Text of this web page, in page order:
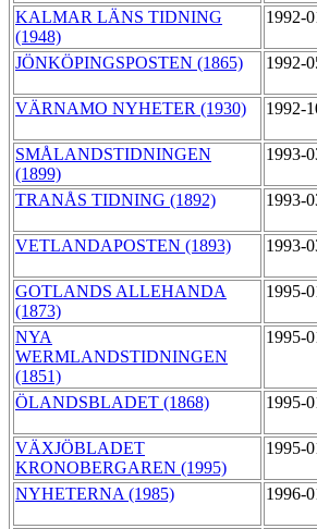
KALMAR LÄNS TIDNING
(1948)
1992-
JÖNKÖPINGSPOSTEN (1865)
1992-
VÄRNAMO NYHETER (1930)
1992-
SMÅLANDSTIDNINGEN
(1899)
1993-
TRANÅS TIDNING (1892)
1993-
VETLANDAPOSTEN (1893)
1993-
GOTLANDS ALLEHANDA
(1873)
1995-
NYA
WERMLANDSTIDNINGEN
(1851)
1995-
ÖLANDSBLADET (1868) 1995-
VÄXJÖBLADET
KRONOBERGAREN (1995)
1995-
NYHETERNA (1985)
1996-